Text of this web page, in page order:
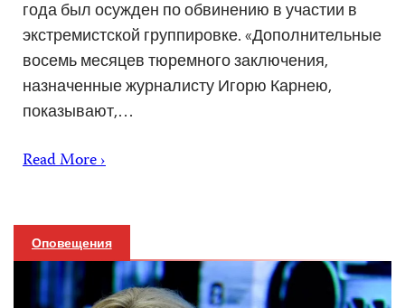
года был осужден по обвинению в участии в
экстремистской группировке. «Дополнительные
восемь месяцев тюремного заключения,
назначенные журналисту Игорю Карнею,
показывают,…
Read More ›
Оповещения